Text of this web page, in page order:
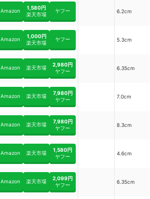
Amazon
1,580円
楽天市場
ヤフー 6.2cm
Amazon
1,000円
楽天市場
ヤフー 5.3cm
Amazon 楽天市場
2,980円
ヤフー
6.35cm
Amazon 楽天市場
7,980円
ヤフー
7.0cm
Amazon 楽天市場
7,980円
ヤフー
8.3cm
Amazon 楽天市場
1,580円
ヤフー
4.6cm
Amazon 楽天市場
2,099円
ヤフー
6.35cm